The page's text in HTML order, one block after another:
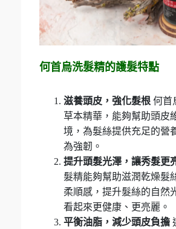
何首烏洗髮精的護髮特點
滋養頭皮，強化髮根 何首
草本精華，能夠幫助頭皮
境，為髮絲提供充足的營
為強韌。
提升頭髮光澤，讓秀髮更
髮精能夠幫助滋潤乾燥髮
柔順感，提升髮絲的自然
看起來更健康、更亮麗。
平衡油脂，減少頭皮負擔